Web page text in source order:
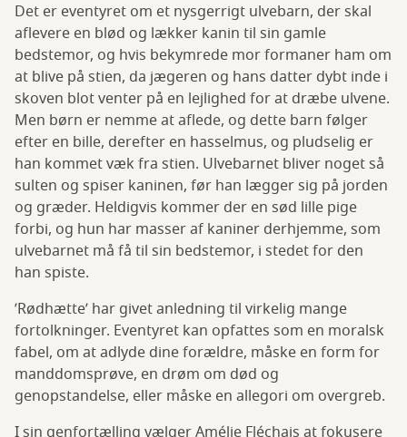
Det er eventyret om et nysgerrigt ulvebarn, der skal
aflevere en blød og lækker kanin til sin gamle
bedstemor, og hvis bekymrede mor formaner ham om
at blive på stien, da jægeren og hans datter dybt inde i
skoven blot venter på en lejlighed for at dræbe ulvene.
Men børn er nemme at aflede, og dette barn følger
efter en bille, derefter en hasselmus, og pludselig er
han kommet væk fra stien. Ulvebarnet bliver noget så
sulten og spiser kaninen, før han lægger sig på jorden
og græder. Heldigvis kommer der en sød lille pige
forbi, og hun har masser af kaniner derhjemme, som
ulvebarnet må få til sin bedstemor, i stedet for den
han spiste.
’Rødhætte’ har givet anledning til virkelig mange
fortolkninger. Eventyret kan opfattes som en moralsk
fabel, om at adlyde dine forældre, måske en form for
manddomsprøve, en drøm om død og
genopstandelse, eller måske en allegori om overgreb.
I sin genfortælling vælger Amélie Fléchais at fokusere